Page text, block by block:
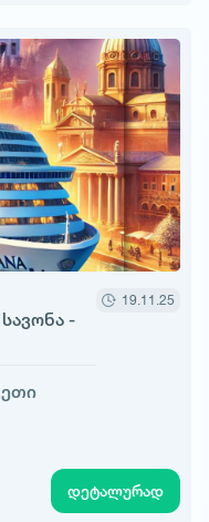
-
19.11.25
დეტალურად